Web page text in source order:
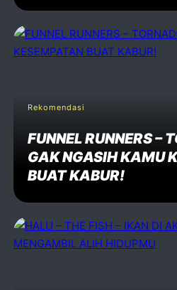
Rekomendasi
FUNNEL RUNNERS –
GAK NGASIH KAMU
BUAT KABUR!